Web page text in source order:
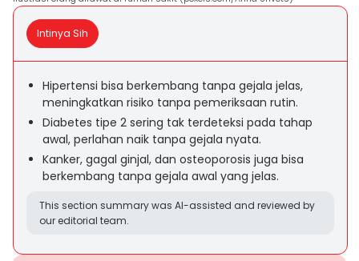
Intinya Sih
Hipertensi bisa berkembang tanpa gejala jelas,
meningkatkan risiko tanpa pemeriksaan rutin.
Diabetes tipe 2 sering tak terdeteksi pada tahap
awal, perlahan naik tanpa gejala nyata.
Kanker, gagal ginjal, dan osteoporosis juga bisa
berkembang tanpa gejala awal yang jelas.
This section summary was AI-assisted and reviewed by
our editorial team.